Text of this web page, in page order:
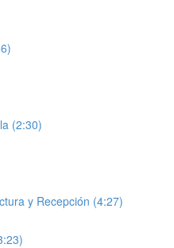
(2:30)
y Recepción (4:27)